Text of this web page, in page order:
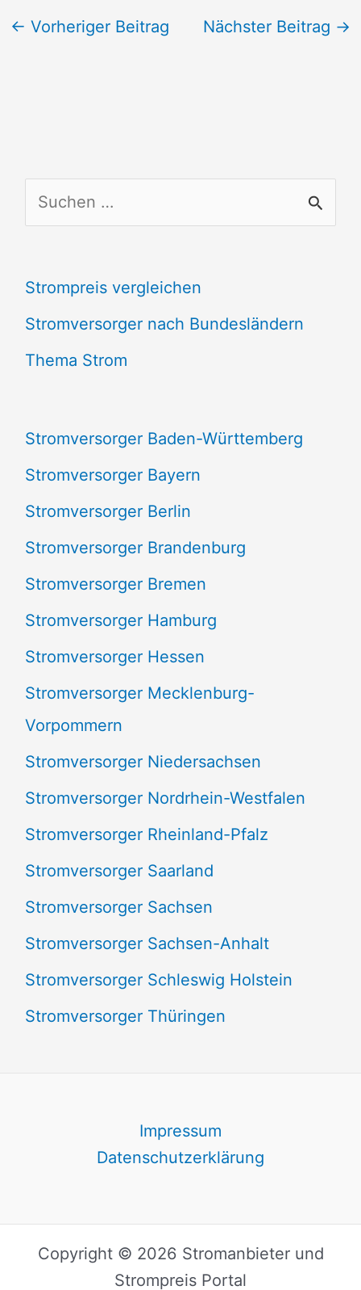
← Vorheriger Beitrag Nächster Beitrag →
u
h
e
n
h
:
Strompreis vergleichen
Stromversorger nach Bundesländern
Thema Strom
Stromversorger Baden-Württemberg
Stromversorger Bayern
Stromversorger Berlin
Stromversorger Brandenburg
Stromversorger Bremen
Stromversorger Hamburg
Stromversorger Hessen
Stromversorger Mecklenburg-
Vorpommern
Stromversorger Niedersachsen
Stromversorger Nordrhein-Westfalen
Stromversorger Rheinland-Pfalz
Stromversorger Saarland
Stromversorger Sachsen
Stromversorger Sachsen-Anhalt
Stromversorger Schleswig Holstein
Stromversorger Thüringen
Impressum
Datenschutzerklärung
Copyright © 2026 Stromanbieter und
Strompreis Portal